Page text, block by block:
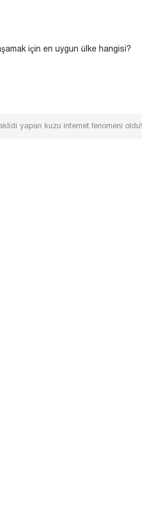
için en uygun ülke hangisi?
yapan kuzu internet fenomeni oldu!